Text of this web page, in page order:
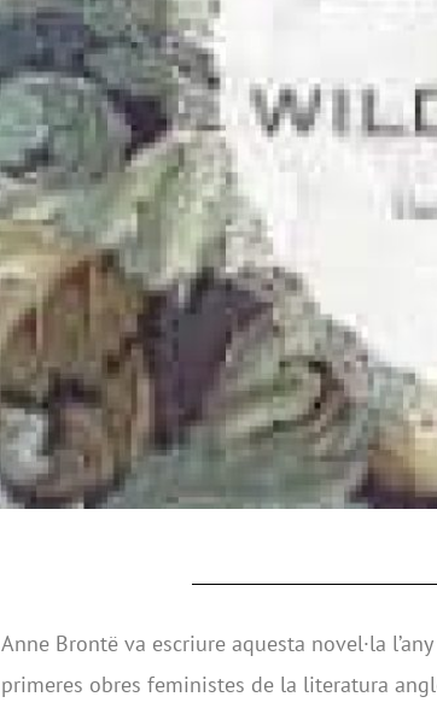
Anne Brontë va escriure aquesta novel·la
primeres obres feministes de la literatura